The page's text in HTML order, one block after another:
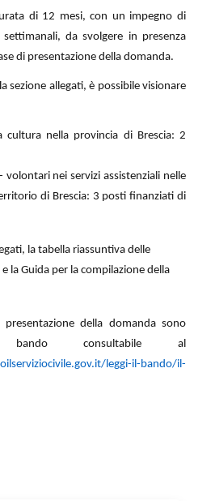
di 12 mesi, con un impegno di
da svolgere in presenza
di presentazione della domanda.
sezione allegati, è possibile visionare
cultura nella provincia di Brescia: 2
volontari nei servizi assistenziali nelle
di Brescia: 3 posti finanziati di
la tabella riassuntiva delle
la Guida per la compilazione della
della domanda sono
consultabile al
leggi-il-bando/il-